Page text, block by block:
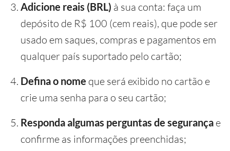
Adicione reais (BRL) à sua conta: faça um
depósito de R$ 100 (cem reais), que pode ser
usado em saques, compras e pagamentos em
qualquer país suportado pelo cartão;
Defina o nome que será exibido no cartão e
crie uma senha para o seu cartão;
Responda algumas perguntas de segurança e
confirme as informações preenchidas;